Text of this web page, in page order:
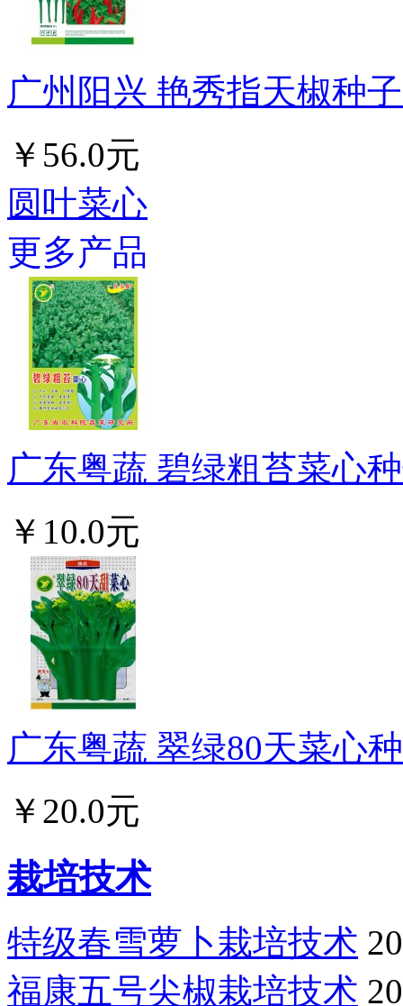
广州阳兴 艳秀指天椒种
￥56.0元
圆叶菜心
更多产品
广东粤蔬 碧绿粗苔菜心
￥10.0元
广东粤蔬 翠绿80天菜心
￥20.0元
栽培技术
特级春雪萝卜栽培技术
福康五号尖椒栽培技术